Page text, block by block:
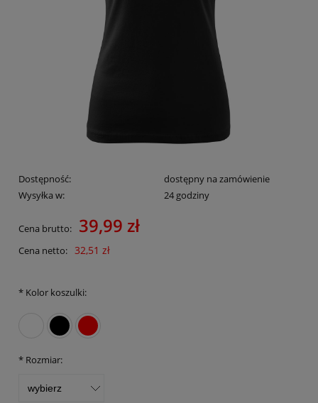
Dostępność:
dostępny na zamówienie
Wysyłka w:
24 godziny
Cena brutto: 39,99 zł
Cena netto: 32,51 zł
* Kolor koszulki:
* Rozmiar: